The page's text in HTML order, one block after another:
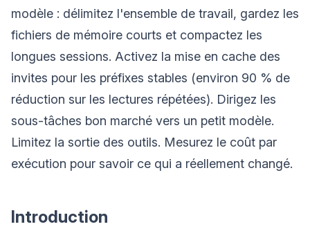
modèle : délimitez l'ensemble de travail, gardez les
fichiers de mémoire courts et compactez les
longues sessions. Activez la mise en cache des
invites pour les préfixes stables (environ 90 % de
réduction sur les lectures répétées). Dirigez les
sous-tâches bon marché vers un petit modèle.
Limitez la sortie des outils. Mesurez le coût par
exécution pour savoir ce qui a réellement changé.
Introduction